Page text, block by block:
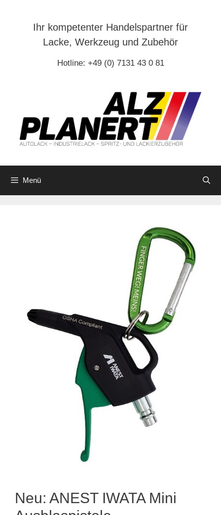
Ihr kompetenter Handelspartner für
Lacke, Werkzeug und Zubehör
Hotline: +49 (0) 7131 43 0 81
Menü
Neu: ANEST IWATA Mini